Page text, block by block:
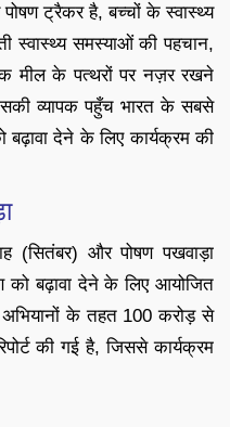
ट्रैकर है, बच्चों के स्वास्थ्य
स्वास्थ्य समस्याओं की पहचान,
मील के पत्थरों पर नज़र रखने
व्यापक पहुँच भारत के सबसे
बढ़ावा देने के लिए कार्यक्रम की
(सितंबर) और पोषण पखवाड़ा
को बढ़ावा देने के लिए आयोजित
के तहत 100 करोड़ से
की गई है, जिससे कार्यक्रम